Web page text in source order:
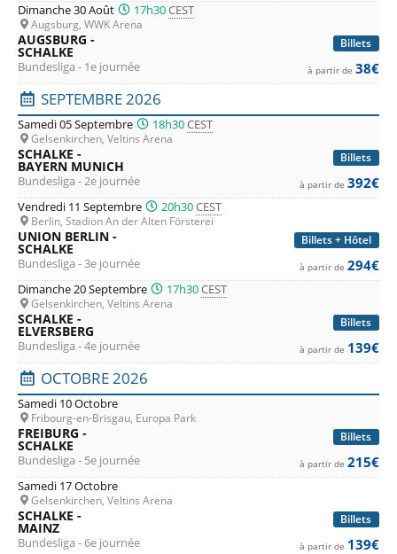
Dimanche 30 Août 17h30CEST
Augsburg, WWK Arena
Billets
AUGSBURG -
SCHALKE
Bundesliga - 1e journée à partir de 38€
SEPTEMBRE 2026
Samedi 05 Septembre 18h30CEST
Gelsenkirchen, Veltins Arena
Billets
SCHALKE -
BAYERN MUNICH
Bundesliga - 2e journée à partir de 392€
Vendredi 11 Septembre 20h30CEST
Berlin, Stadion An der Alten Försterei
Billets + Hôtel
UNION BERLIN -
SCHALKE
Bundesliga - 3e journée à partir de 294€
Dimanche 20 Septembre 17h30CEST
Gelsenkirchen, Veltins Arena
Billets
SCHALKE -
ELVERSBERG
Bundesliga - 4e journée à partir de 139€
OCTOBRE 2026
Samedi 10 Octobre
Fribourg-en-Brisgau, Europa Park
Billets
FREIBURG -
SCHALKE
Bundesliga - 5e journée à partir de 215€
Samedi 17 Octobre
Gelsenkirchen, Veltins Arena
Billets
SCHALKE -
MAINZ
Bundesliga - 6e journée à partir de 139€